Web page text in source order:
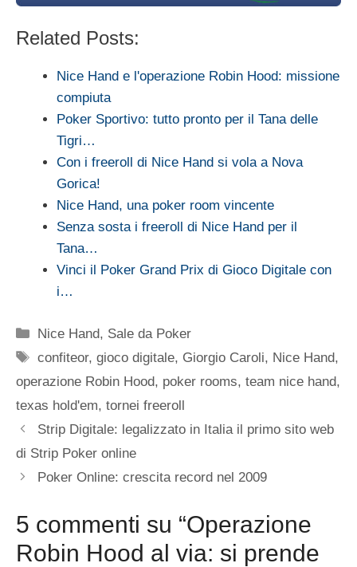
Related Posts:
Nice Hand e l'operazione Robin Hood: missione
compiuta
Poker Sportivo: tutto pronto per il Tana delle
Tigri…
Con i freeroll di Nice Hand si vola a Nova
Gorica!
Nice Hand, una poker room vincente
Senza sosta i freeroll di Nice Hand per il
Tana…
Vinci il Poker Grand Prix di Gioco Digitale con
i…
Categorie
Nice Hand, Sale da Poker
Tag
confiteor,gioco digitale, Giorgio Caroli, Nice Hand,
operazione Robin Hood, poker rooms, team nice hand,
texas hold'em, tornei freeroll
Strip Digitale: legalizzato in Italia il primo sito web
di Strip Poker online
Poker Online: crescita record nel 2009
5 commenti su “Operazione
Robin Hood al via: si prende